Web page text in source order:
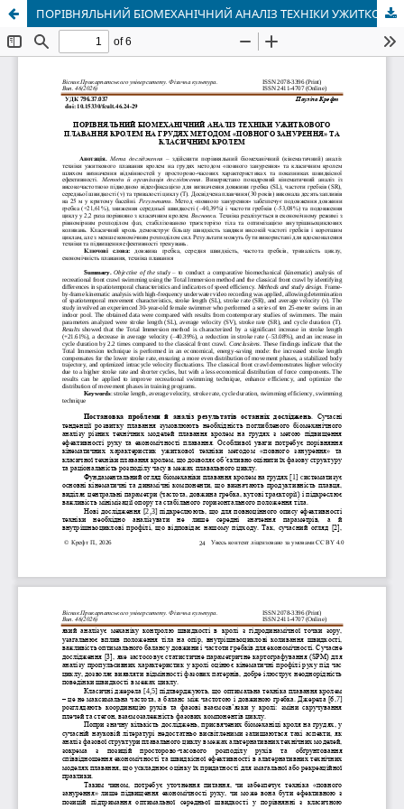
ПОРІВНЯЛЬНИЙ БІОМЕХАНІЧНИЙ АНАЛІЗ ТЕХНІКИ УЖИТКОВОГО ПЛАВАННЯ КРОЛЕМ НА ГРУДЯХ МЕТОДОМ «ПОВНОГО ЗАНУРЕННЯ» ТА КЛАСИЧНИМ КРОЛЕМ